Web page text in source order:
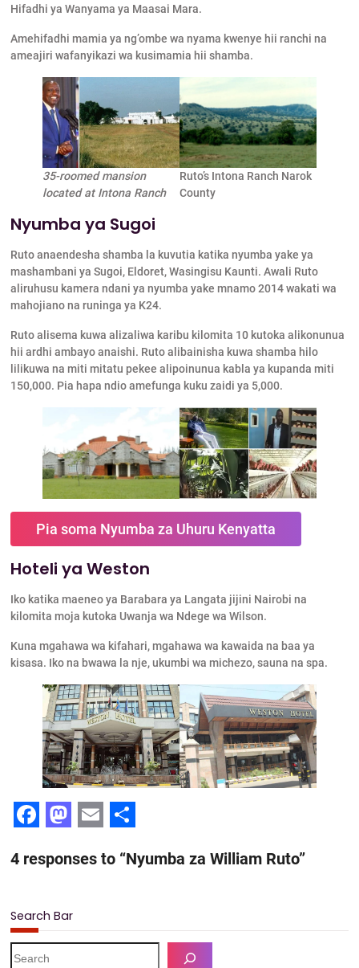
Hifadhi ya Wanyama ya Maasai Mara.
Amehifadhi mamia ya ng’ombe wa nyama kwenye hii ranchi na
ameajiri wafanyikazi wa kusimamia hii shamba.
35-roomed mansion
located at Intona Ranch
Ruto’s Intona Ranch Narok
County
Nyumba ya Sugoi
Ruto anaendesha shamba la kuvutia katika nyumba yake ya
mashambani ya Sugoi, Eldoret, Wasingisu Kaunti. Awali Ruto
aliruhusu kamera ndani ya nyumba yake mnamo 2014 wakati wa
mahojiano na runinga ya K24.
Ruto alisema kuwa alizaliwa karibu kilomita 10 kutoka alikonunua
hii ardhi ambayo anaishi. Ruto alibainisha kuwa shamba hilo
lilikuwa na miti mitatu pekee alipoinunua kabla ya kupanda miti
150,000. Pia hapa ndio amefunga kuku zaidi ya 5,000.
Pia soma Nyumba za Uhuru Kenyatta
Hoteli ya Weston
Iko katika maeneo ya Barabara ya Langata jijini Nairobi na
kilomita moja kutoka Uwanja wa Ndege wa Wilson.
Kuna mgahawa wa kifahari, mgahawa wa kawaida na baa ya
kisasa. Iko na bwawa la nje, ukumbi wa michezo, sauna na spa.
a
e
b
a
t
o
m
l
h
e
4 responses to “Nyumba za William Ruto”
Search Bar